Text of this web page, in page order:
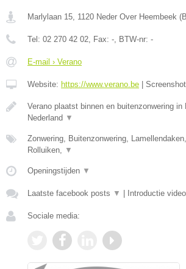
Marlylaan 15, 1120 Neder Over Heembeek (
Tel: 02 270 42 02, Fax: -, BTW-nr: -
E-mail › Verano
Website: https://www.verano.be Screenshot
Verano plaatst binnen en buitenzonwering in
Nederland ▼
Zonwering, Buitenzonwering,
Rolluiken, ▼
Openingstijden ▼
Laatste facebook posts ▼ Introductie video
Sociale media: